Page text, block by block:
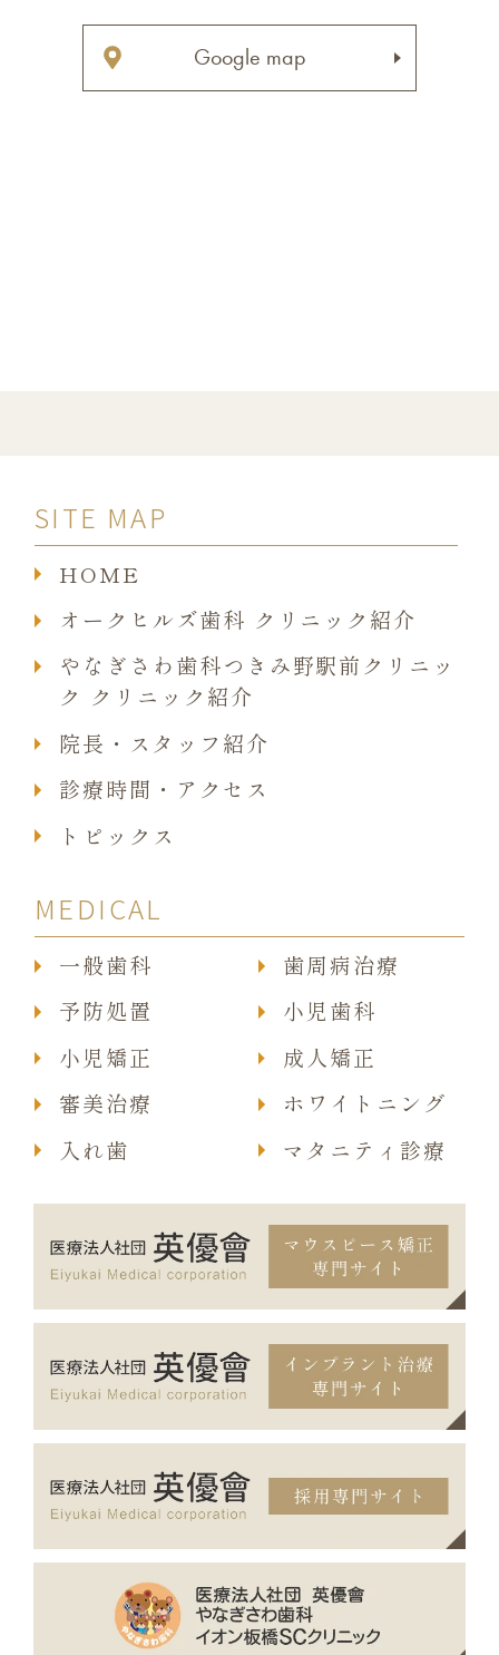
Google map
SITE MAP
HOME
オークヒルズ歯科 クリニック紹介
やなぎさわ歯科つきみ野駅前クリニッ
ク クリニック紹介
院長・スタッフ紹介
診療時間・アクセス
トピックス
MEDICAL
一般歯科
成人矯正
歯周病治療
審美治療
予防処置
ホワイトニング
小児歯科
入れ歯
小児矯正
マタニティ診療